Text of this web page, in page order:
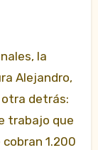
la
Alejandro,
otra detrás:
trabajo que
1.200